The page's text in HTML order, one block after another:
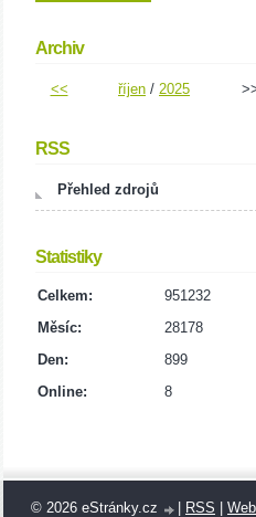
Archiv
<< říjen / 2025
RSS
Přehled zdrojů
Statistiky
Online: 8
Celkem:
951232
Měsíc:
28178
Den:
899
© 2026 eStránky.cz RSS